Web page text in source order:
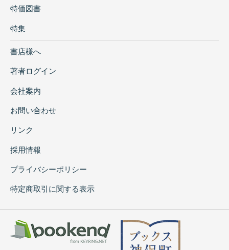
特価図書
特集
書店様へ
著者ログイン
会社案内
お問い合わせ
リンク
採用情報
プライバシーポリシー
特定商取引に関する表示